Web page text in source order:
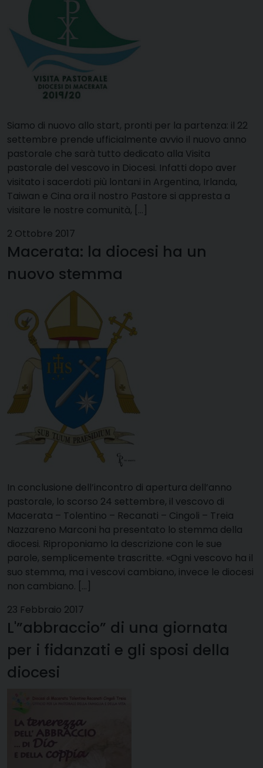
Siamo di nuovo allo start, pronti per la partenza: il 22
settembre prende ufficialmente avvio il nuovo anno
pastorale che sarà tutto dedicato alla Visita
pastorale del vescovo in Diocesi. Infatti dopo aver
visitato i sacerdoti più lontani in Argentina, Irlanda,
Taiwan e Cina ora il nostro Pastore si appresta a
visitare le nostre comunità, […]
2 Ottobre 2017
Macerata: la diocesi ha un
nuovo stemma
In conclusione dell’incontro di apertura dell’anno
pastorale, lo scorso 24 settembre, il vescovo di
Macerata – Tolentino – Recanati – Cingoli – Treia
Nazzareno Marconi ha presentato lo stemma della
diocesi. Riproponiamo la descrizione con le sue
parole, semplicemente trascritte. «Ogni vescovo ha il
suo stemma, ma i vescovi cambiano, invece le diocesi
non cambiano. […]
23 Febbraio 2017
L'”abbraccio” di una giornata
per i fidanzati e gli sposi della
diocesi